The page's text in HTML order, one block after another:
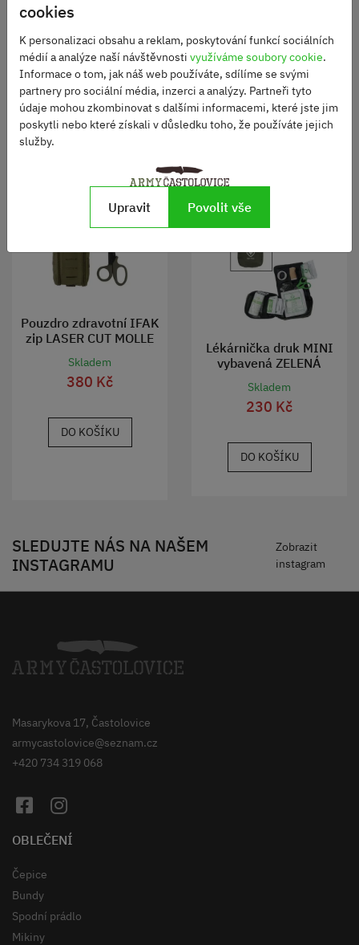
vybavená ZELENÁ
Skladem
280 Kč
DO KOŠÍKU
350 Kč
DO KOŠÍKU
Pouzdro zdravotní IFAK
zip LASER CUT MOLLE
Skladem
380 Kč
DO KOŠÍKU
Lékárnička druk MINI
vybavená ZELENÁ
Skladem
230 Kč
DO KOŠÍKU
SLEDUJTE NÁS NA NAŠEM
INSTAGRAMU
Zobrazit
instagram
Masarykova 17, Častolovice
armycastolovice@seznam.cz
+420 734 319 068
OBLEČENÍ
Čepice
Bundy
Spodní prádlo
Mikiny
cookies
K personalizaci obsahu a reklam, poskytování funkcí sociálních
médií a analýze naší návštěvnosti využíváme soubory cookie.
Informace o tom, jak náš web používáte, sdílíme se svými
partnery pro sociální média, inzerci a analýzy. Partneři tyto
údaje mohou zkombinovat s dalšími informacemi, které jste jim
poskytli nebo které získali v důsledku toho, že používáte jejich
služby.
Upravit Povolit vše